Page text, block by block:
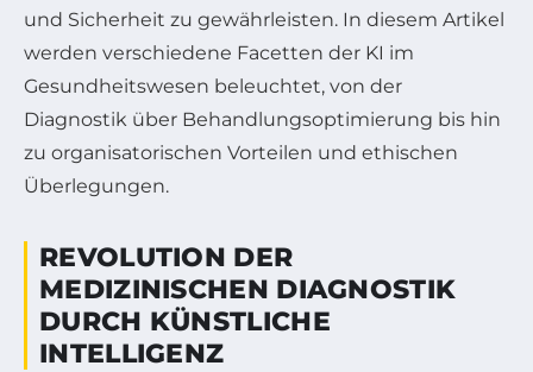
und Sicherheit zu gewährleisten. In diesem Artikel
werden verschiedene Facetten der KI im
Gesundheitswesen beleuchtet, von der
Diagnostik über Behandlungsoptimierung bis hin
zu organisatorischen Vorteilen und ethischen
Überlegungen.
REVOLUTION DER
MEDIZINISCHEN DIAGNOSTIK
DURCH KÜNSTLICHE
INTELLIGENZ